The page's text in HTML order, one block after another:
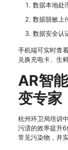
数据本地处
数据脱敏上
数据安全认
手机端可实时查
兑换充电卡、生
AR智
变专家
杭州环卫局培训
污渍的效率提升
常见污染物，并